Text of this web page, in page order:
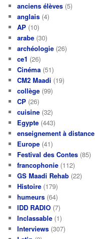
anciens élèves (5)
anglais (4)
AP (10)
arabe (30)
archéologie (26)
ce1 (26)
Cinéma (51)
CM2 Maadi (19)
collège (99)
CP (26)
cuisine (32)
Egypte (443)
enseignement à distance
Europe (41)
Festival des Contes (85)
francophonie (112)
GS Maadi Rehab (22)
Histoire (179)
humeurs (64)
IDD RADIO (7)
Inclassable (1)
Interviews (307)